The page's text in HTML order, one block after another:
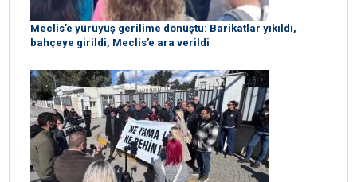
Meclis’e yürüyüş gerilime dönüştü: Barikatlar yıkıldı,
bahçeye girildi, Meclis’e ara verildi